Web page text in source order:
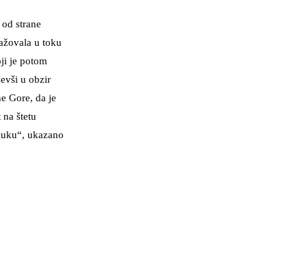
strane
u toku
je potom
u obzir
Gore, da je
štetu
ukazano